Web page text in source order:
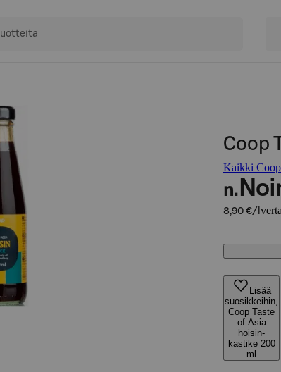
Coop
Kaikki
n.
8,90 €/l
Lisää
suosikkeihin,
Coop Taste
of Asia
hoisin-
kastike 200
ml